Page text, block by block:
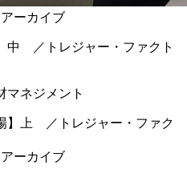
ーカイブ
中 ／トレジャー・ファクト
マネジメント
ーカイブ